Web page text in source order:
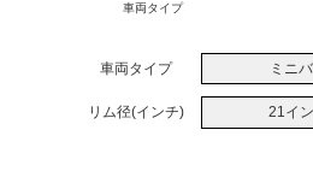
車両タイプ
車両タイプ ミニ
リム径(インチ) 21イ